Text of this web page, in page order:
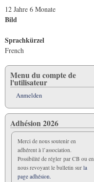
12 Jahre 6 Monate
Bild
Sprachkürzel
French
Menu du compte de
l'utilisateur
Anmelden
Adhésion 2026
Merci de nous soutenir en
adhérent à l’association.
Possibilité de régler par CB ou en
nous revoyant le bulletin sur la
page adhésion.